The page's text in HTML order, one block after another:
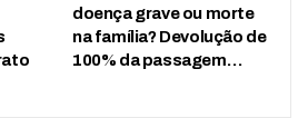
doença grave ou morte
na família? Devolução de
100% da passagem…